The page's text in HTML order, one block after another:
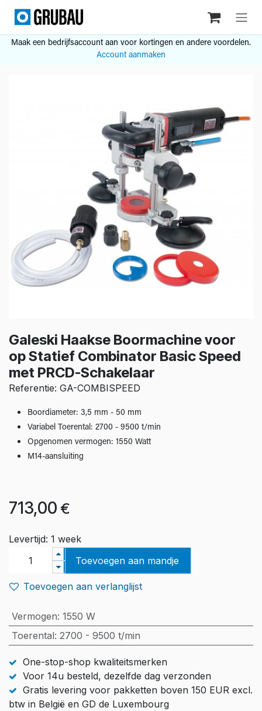
Overslaan naar inhoud
Maak een bedrijfsaccount aan voor kortingen en andere voordelen.
Account aanmaken
Galeski Haakse Boormachine voor
op Statief Combinator Basic Speed
met PRCD-Schakelaar
Referentie: GA-COMBISPEED
Boordiameter: 3,5 mm - 50 mm
Variabel Toerental: 2700 - 9500 t/min
Opgenomen vermogen: 1550 Watt
M14-aansluiting
713,00 €
Levertijd: 1 week
Toevoegen aan mandje
Toevoegen aan verlanglijst
Vermogen: 1550 W
Toerental: 2700 - 9500 t/min
One-stop-shop kwaliteitsmerken
Voor 14u besteld, dezelfde dag verzonden
Gratis levering voor pakketten boven 150 EUR excl.
btw in België en GD de Luxembourg